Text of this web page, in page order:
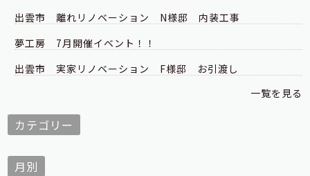
出雲市 離れリノベーション N様邸 内装工事
夢工房 7月開催イベント！！
出雲市 実家リノベーション F様邸 お引渡し
一覧を見る
カテゴリー
月別